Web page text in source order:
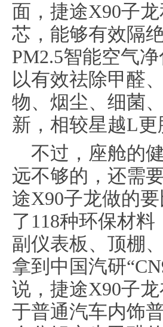
面，捷途X90子
芯，能够有效隔
PM2.5智能空气
以有效祛除甲醛
物、烟尘、细菌
新，相较星越L更
不过，座舱的
远不够的，还需
途X90子龙做的
了118种环保材
副仪表板、顶棚
拿到中国汽研
说，捷途X90子
于普通汽车内饰